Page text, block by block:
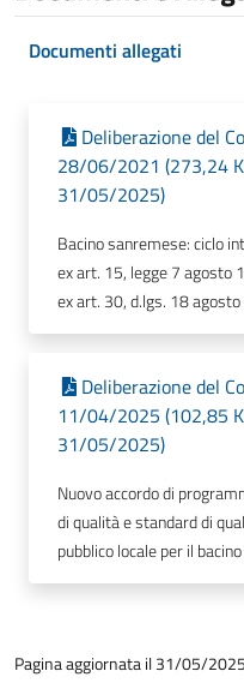
Documenti allegati
Deliberazione del
28/06/2021 (273,24
31/05/2025)
Bacino sanremese: ciclo
ex art. 15, legge 7 agosto
ex art. 30, d.lgs. 18
Deliberazione del
11/04/2025 (102,85
31/05/2025)
Nuovo accordo di
di qualità e standard di
pubblico locale per il
Pagina aggiornata il 31/05/